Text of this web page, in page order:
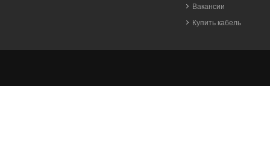
Вакансии
Купить кабель